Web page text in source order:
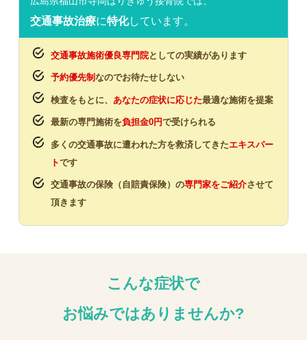
交通事故治療に特化しています。
交通事故施術優良専門院としての実績があります
予約優先制 なのでお待たせしない
検査をもとに、 あなたの症状に応じた最適な施術を提案
最新の専門施術を負担金0円で受けられる
多くの交通事故に遭われた方を救済してきたエキスパー
トです
交通事故の保険（自賠責保険）の専門家をご紹介させて
頂きます
こんな症状で
お悩みではありませんか?